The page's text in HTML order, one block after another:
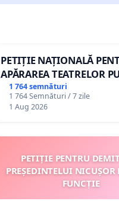
PETIȚIE NAȚIONALĂ
APĂRAREA TEATRELOR
DE REPERTORIU DIN
1 764 semnături
1 764 Semnături / 7 zile
1 Aug 2026
PETIȚIE PENTRU
PREȘEDINTELUI
FUNCȚIE